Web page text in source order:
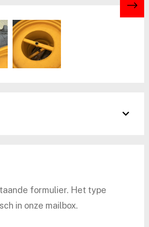
formulier. Het type
in onze mailbox.